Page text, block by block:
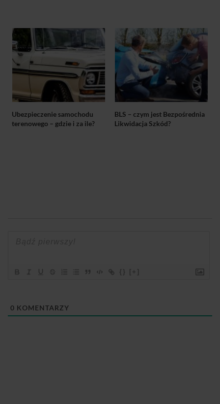
Ubezpieczenie samochodu
terenowego – gdzie i za ile?
BLS – czym jest Bezpośrednia
Likwidacja Szkód?
{} [+]
0 KOMENTARZY